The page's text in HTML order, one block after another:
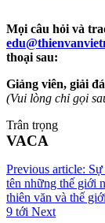
Mọi câu hỏi và
thoại sau:
Giảng viên, giải
(Vui lòng chỉ gọi
Trân trọng
VACA
Previous article:
tên những thế giới
thiên văn và thế
9 tới Next